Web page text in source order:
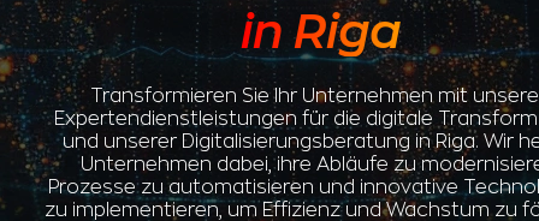
in Riga
Transformieren Sie Ihr Unternehmen mit
Expertendienstleistungen für die digitale
und unserer Digitalisierungsberatung in Riga. Wir
Unternehmen dabei, ihre Abläufe zu
Prozesse zu automatisieren und innovative
zu implementieren, um Effizienz und Wachstum zu